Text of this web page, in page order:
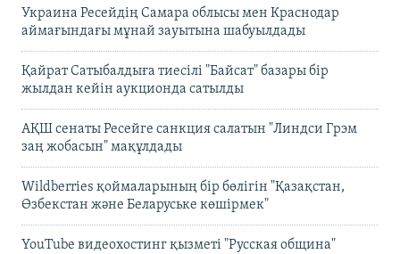
Украина Ресейдің Самара облысы мен Краснодар
аймағындағы мұнай зауытына шабуылдады
Қайрат Сатыбалдыға тиесілі "Байсат" базары бір
жылдан кейін аукционда сатылды
АҚШ сенаты Ресейге санкция салатын "Линдси Грэм
заң жобасын" мақұлдады
Wildberries қоймаларының бір бөлігін "Қазақстан,
Өзбекстан және Беларуське көшірмек"
YouTube видеохостинг қызметі "Русская община"